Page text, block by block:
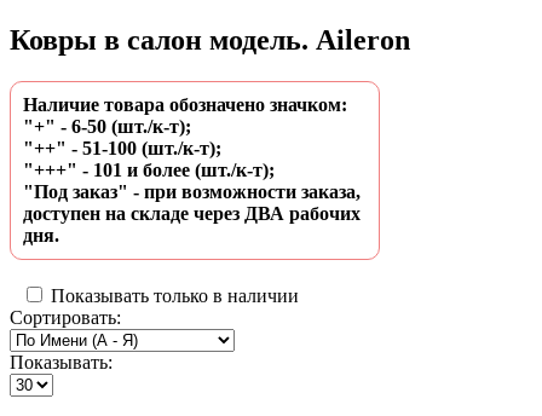
Ковры в салон модель. Aileron
Наличие товара обозначено значком:
"+" - 6-50 (шт./к-т);
"++" - 51-100 (шт./к-т);
"+++" - 101 и более (шт./к-т);
"Под заказ" - при возможности заказа,
доступен на складе через ДВА рабочих
дня.
Показывать только в наличии
Сортировать:
Показывать: